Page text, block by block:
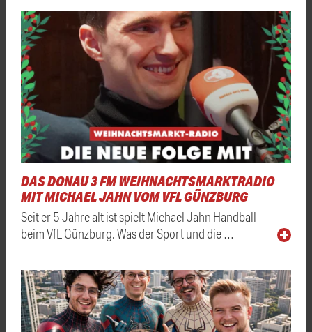
DAS DONAU 3 FM WEIHNACHTSMARKTRADIO
MIT MICHAEL JAHN VOM VFL GÜNZBURG
Seit er 5 Jahre alt ist spielt Michael Jahn Handball
beim VfL Günzburg. Was der Sport und die …